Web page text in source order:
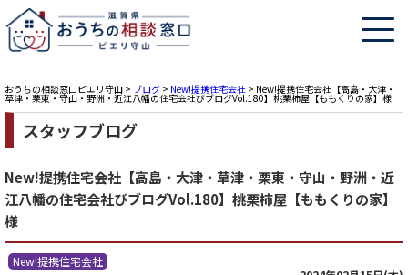
おうちの相談窓口ピエリ守山 > ブログ > New!提携住宅会社 > New!提携住宅会社【高島・大津・
草津・栗東・守山・野洲・近江八幡の住宅会社びブログVol.180】桃栗柿屋【ももくりの家】様
スタッフブログ
New!提携住宅会社【高島・大津・草津・栗東・守山・野洲・近
江八幡の住宅会社びブログVol.180】桃栗柿屋【ももくりの家】
様
New!提携住宅会社